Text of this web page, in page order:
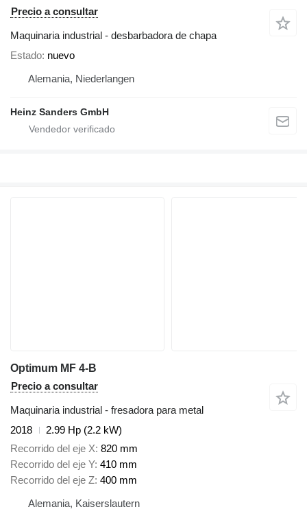
Precio a consultar
Maquinaria industrial - desbarbadora de chapa
Estado nuevo
Alemania, Niederlangen
Heinz Sanders GmbH
Optimum MF 4-B
Precio a consultar
Maquinaria industrial - fresadora para metal
2018
2.99 Hp (2.2 kW)
Recorrido del eje X 820 mm
Recorrido del eje Y 410 mm
Recorrido del eje Z 400 mm
Alemania, Kaiserslautern